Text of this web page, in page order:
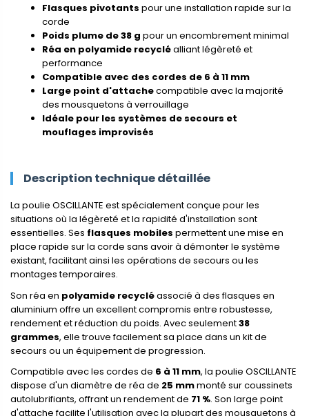
Flasques pivotants pour une installation rapide sur la
corde
Poids plume de 38 g pour un encombrement minimal
Réa en polyamide recycléalliant légèreté et
performance
Compatible avec des cordes de 6 à 11 mm
Large point d'attachecompatible avec la majorité
des mousquetons à verrouillage
Idéale pour les systèmes de secours et
mouflages improvisés
Description technique détaillée
La poulie OSCILLANTE est spécialement conçue pour les
situations où la légèreté et la rapidité d'installation sont
essentielles. Ses flasques mobiles permettent une mise en
place rapide sur la corde sans avoir à démonter le système
existant, facilitant ainsi les opérations de secours ou les
montages temporaires.
Son réa en polyamide recycléassocié à des flasques en
aluminium offre un excellent compromis entre robustesse,
rendement et réduction du poids. Avec seulement38
grammes, elle trouve facilement sa place dans un kit de
secours ou un équipement de progression.
Compatible avec les cordes de 6 à 11 mm, la poulie OSCILLANTE
dispose d'un diamètre de réa de 25 mmmonté sur coussinets
autolubrifiants, offrant un rendement de 71 %. Son large point
d'attache facilite l'utilisation avec la plupart des mousquetons à